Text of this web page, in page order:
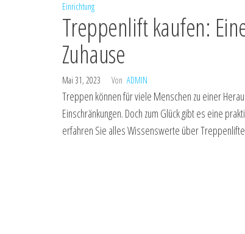
Einrichtung
Treppenlift kaufen:
Zuhause
Mai 31, 2023 Von ADMIN
Treppen können für viele Menschen zu einer
Einschränkungen. Doch zum Glück gibt es eine
erfahren Sie alles Wissenswerte über